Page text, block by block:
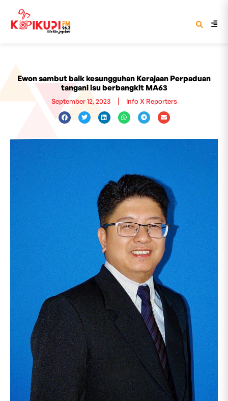
Ewon sambut baik kesungguhan Kerajaan Perpaduan
tangani isu berbangkit MA63
September 12, 2023 Info X Reporters